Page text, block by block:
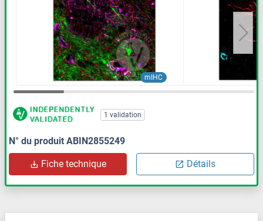
mIHC
1 validation
N° du produit ABIN2855249
Fiche technique Détails